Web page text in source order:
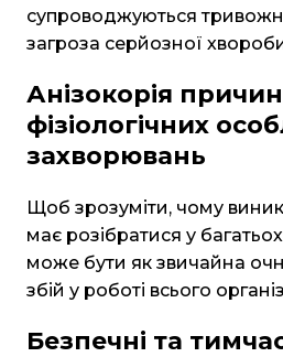
супроводжуються
загроза серйозної
Анізокорія
фізіологічних
захворювань
Щоб зрозуміти, чому
має розібратися у
може бути як звичайна
збій у роботі всього
Безпечні та